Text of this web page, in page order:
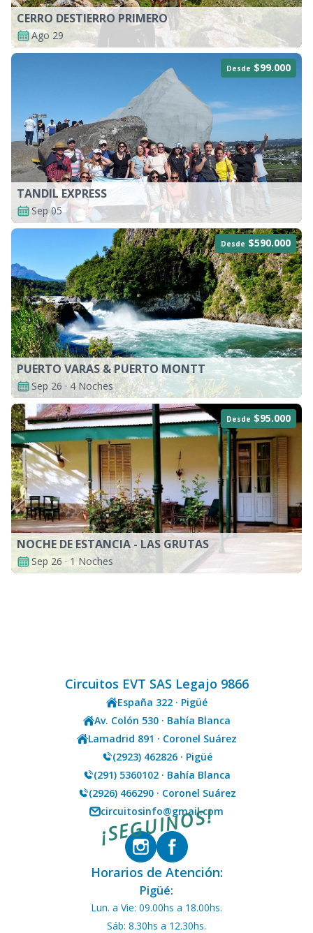
CERRO DESTIERRO PRIMERO
Ago 29
Desde $99.000
TANDIL EXPRESS
Sep 05
Desde $590.000
PUERTO VARAS & PUERTO MONTT
Sep 26 · 4 Noches
Desde $95.000
NOCHE DE ESTANCIA - LAS GRUTAS
Sep 26 · 1 Noches
Horarios de Atención:
Pigüé:
Lun. a Vie: 09.00hs a 18.00hs.
Sáb: 8.30hs a 12.30hs.
¡SEGUINOS!
Circuitos EVT SAS Legajo 9866
España 322 · Pigüé
Av. Colón 530 · Bahía Blanca
Lamadrid 891 · Coronel Suárez
(2923) 462826 · Pigüé
(291) 5360102 · Bahía Blanca
(2926) 466290 · Coronel Suárez
circuitosinfo@gmail.com